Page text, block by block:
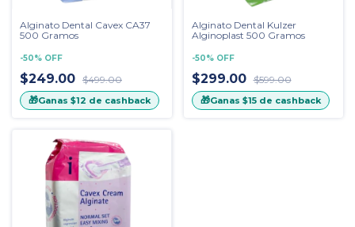
Alginato Dental Cavex CA37
500 Gramos
-50% OFF
$249.00 $499.00
🎁Ganas $12 de cashback
Alginato Dental Kulzer
Alginoplast 500 Gramos
-50% OFF
$299.00 $599.00
🎁Ganas $15de cashback